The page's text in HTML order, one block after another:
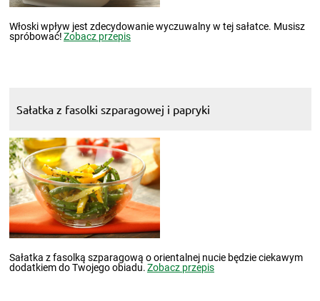
Włoski wpływ jest zdecydowanie wyczuwalny w tej sałatce. Musisz
spróbować!Zobacz przepis
Sałatka z fasolki szparagowej i papryki
Sałatka z fasolką szparagową o orientalnej nucie będzie ciekawym
dodatkiem do Twojego obiadu.Zobacz przepis